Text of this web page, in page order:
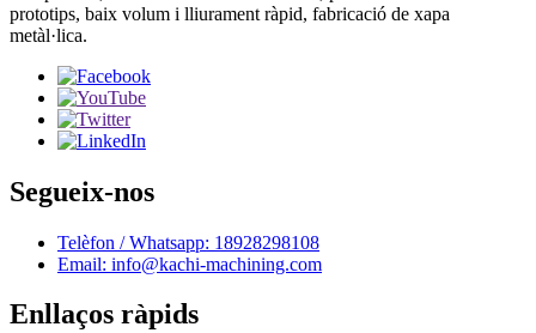
prototips, baix volum i lliurament ràpid, fabricació de xapa
metàl·lica.
Segueix-nos
Telèfon / Whatsapp: 18928298108
Email: info@kachi-machining.com
Enllaços ràpids